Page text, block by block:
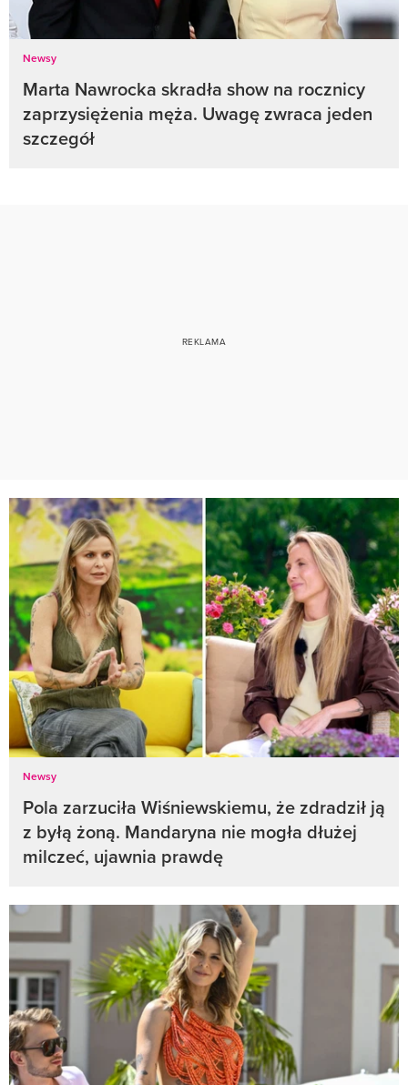
Newsy
Marta Nawrocka skradła show na rocznicy
zaprzysiężenia męża. Uwagę zwraca jeden
szczegół
Newsy
Pola zarzuciła Wiśniewskiemu, że zdradził ją
z byłą żoną. Mandaryna nie mogła dłużej
milczeć, ujawnia prawdę